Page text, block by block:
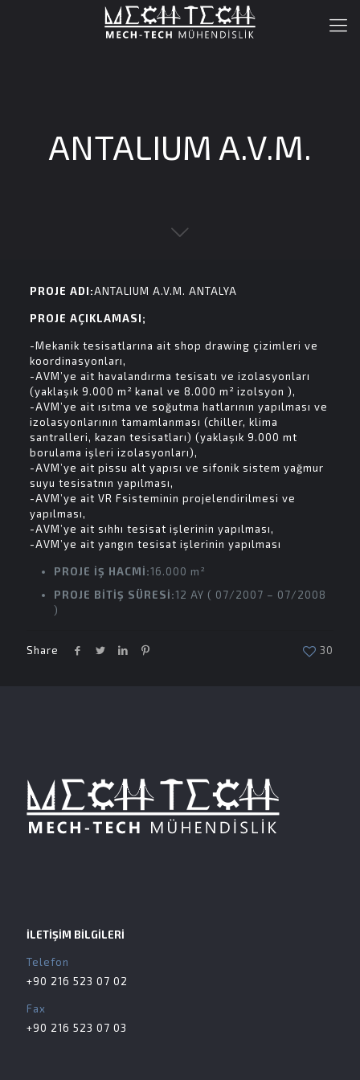
ANTALIUM A.V.M.
PROJE ADI:ANTALIUM A.V.M. ANTALYA
PROJE AÇIKLAMASI;
-Mekanik tesisatlarına ait shop drawing çizimleri ve
koordinasyonları,
-AVM’ye ait havalandırma tesisatı ve izolasyonları
(yaklaşık 9.000 m² kanal ve 8.000 m² izolsyon ),
-AVM’ye ait ısıtma ve soğutma hatlarının yapılması ve
izolasyonlarının tamamlanması (chiller, klima
santralleri, kazan tesisatları) (yaklaşık 9.000 mt
borulama işleri izolasyonları),
-AVM’ye ait pissu alt yapısı ve sifonik sistem yağmur
suyu tesisatnın yapılması,
-AVM’ye ait VR Fsisteminin projelendirilmesi ve
yapılması,
-AVM’ye ait sıhhı tesisat işlerinin yapılması,
-AVM’ye ait yangın tesisat işlerinin yapılması
PROJE İŞ HACMİ:16.000 m²
PROJE BİTİŞ SÜRESİ:12 AY ( 07/2007 – 07/2008
)
Share 30
İLETİŞİM BİLGİLERİ
Telefon
+90 216 523 07 02
Fax
+90 216 523 07 03